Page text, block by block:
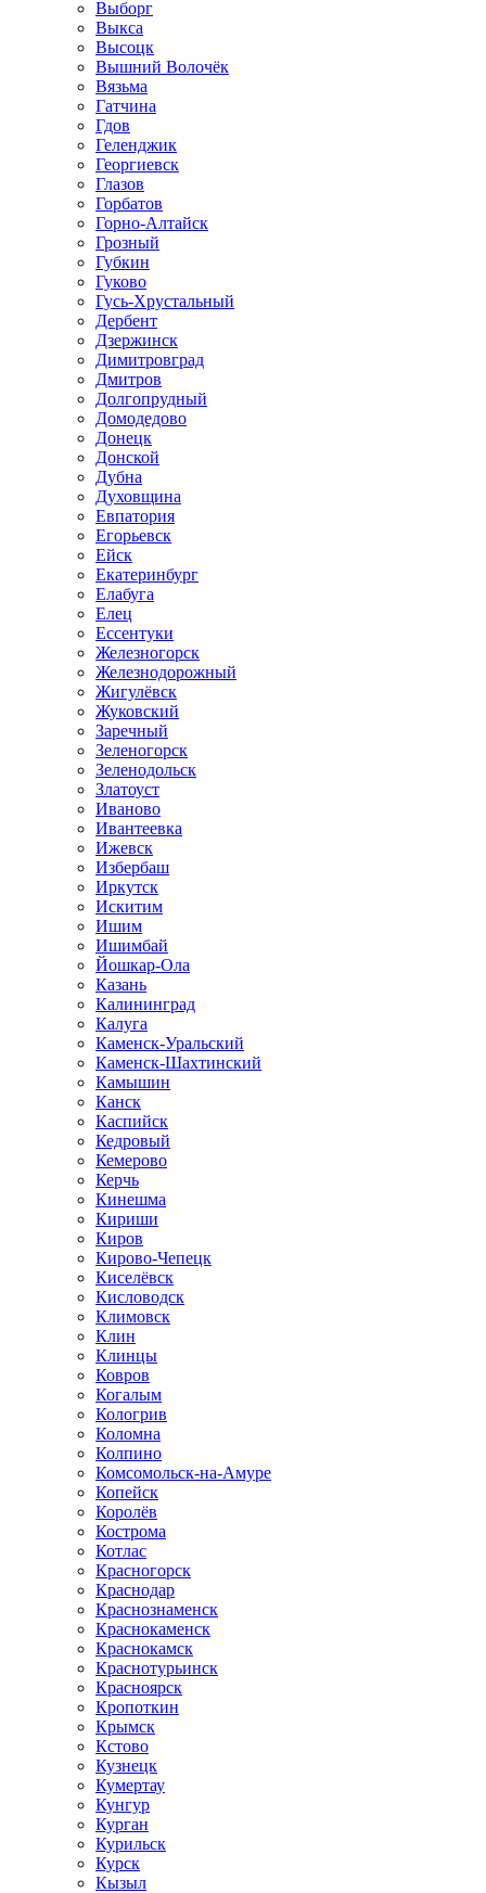
Выборг
Выкса
Высоцк
Вышний Волочёк
Вязьма
Гатчина
Гдов
Геленджик
Георгиевск
Глазов
Горбатов
Горно-Алтайск
Грозный
Губкин
Гуково
Гусь-Хрустальный
Дербент
Дзержинск
Димитровград
Дмитров
Долгопрудный
Домодедово
Донецк
Донской
Дубна
Духовщина
Евпатория
Егорьевск
Ейск
Екатеринбург
Елабуга
Елец
Ессентуки
Железногорск
Железнодорожный
Жигулёвск
Жуковский
Заречный
Зеленогорск
Зеленодольск
Златоуст
Иваново
Ивантеевка
Ижевск
Избербаш
Иркутск
Искитим
Ишим
Ишимбай
Йошкар-Ола
Казань
Калининград
Калуга
Каменск-Уральский
Каменск-Шахтинский
Камышин
Канск
Каспийск
Кедровый
Кемерово
Керчь
Кинешма
Кириши
Киров
Кирово-Чепецк
Киселёвск
Кисловодск
Климовск
Клин
Клинцы
Ковров
Когалым
Кологрив
Коломна
Колпино
Комсомольск-на-Амуре
Копейск
Королёв
Кострома
Котлас
Красногорск
Краснодар
Краснознаменск
Краснокаменск
Краснокамск
Краснотурьинск
Красноярск
Кропоткин
Крымск
Кстово
Кузнецк
Кумертау
Кунгур
Курган
Курильск
Курск
Кызыл